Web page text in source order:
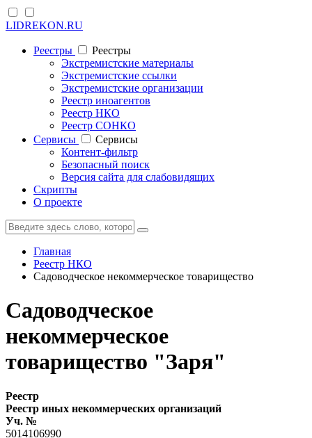
LIDREKON.RU
Реестры
Реестры
Экстремистские материалы
Экстремистские ссылки
Экстремистские организации
Реестр иноагентов
Реестр НКО
Реестр СОНКО
Cервисы
Cервисы
Контент-фильтр
Безопасный поиск
Версия сайта для слабовидящих
Скрипты
О проекте
Главная
Реестр НКО
Садоводческое некоммерческое товарищество
Садоводческое
некоммерческое
товарищество "Заря"
Реестр
Реестр иных некоммерческих организаций
Уч. №
5014106990